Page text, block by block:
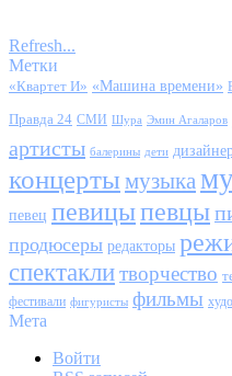
Refresh...
Метки
«Квартет И» «Машина времени»
Правда 24 СМИ Шура Эмин Агаларов
артисты балерины дети
концерты музыка
певец певицыпевцы
продюсеры редакторы
спектаклитворчество
фестивали фигуристы фильмы
Мета
Войти